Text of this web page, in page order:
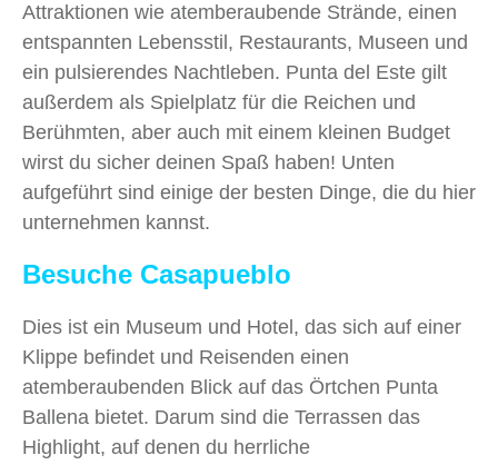
Attraktionen wie atemberaubende Strände, einen
entspannten Lebensstil, Restaurants, Museen und
ein pulsierendes Nachtleben. Punta del Este gilt
außerdem als Spielplatz für die Reichen und
Berühmten, aber auch mit einem kleinen Budget
wirst du sicher deinen Spaß haben! Unten
aufgeführt sind einige der besten Dinge, die du hier
unternehmen kannst.
Besuche Casapueblo
Dies ist ein Museum und Hotel, das sich auf einer
Klippe befindet und Reisenden einen
atemberaubenden Blick auf das Örtchen Punta
Ballena bietet. Darum sind die Terrassen das
Highlight, auf denen du herrliche